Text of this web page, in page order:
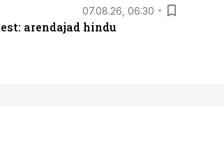
07.08.26, 06:30
arendajad hindu